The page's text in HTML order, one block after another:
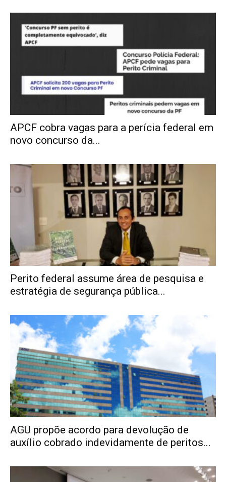
APCF cobra vagas para a perícia federal em
novo concurso da...
Perito federal assume área de pesquisa e
estratégia de segurança pública...
AGU propõe acordo para devolução de
auxílio cobrado indevidamente de peritos...